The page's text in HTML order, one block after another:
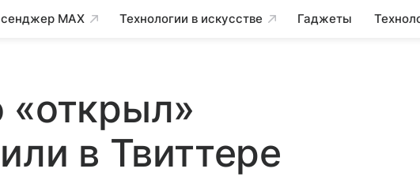
MAX Технологии в искусстве Гаджеты
«открыл»
в Твиттере